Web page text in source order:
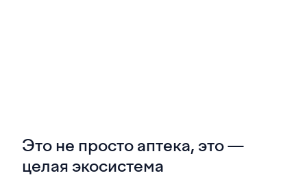
Это не просто аптека, это —
целая экосистема